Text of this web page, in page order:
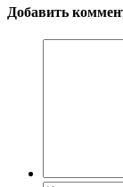
Добавить